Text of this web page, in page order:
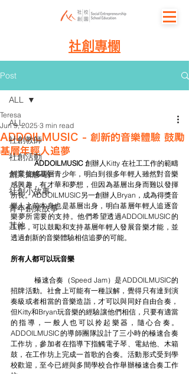
社創專欄
Post
ALL
社創教師
社創活動
創業知多啲
社創小故事
青年創業故事
其他
ALL
ADDOILMUSIC - 創新的音樂體驗 鼓勵
基層年輕人追夢
Teresa
Jun 9, 2025 3 min read
ADDOILMUSIC 創辦人Kitty 在社工工作的範疇
經常接觸基層青少年，明白到很多年輕人雖然對音樂
感興趣，有才華和夢想，但因為基層出身而難以發揮
所長。ADDOILMUSIC另一創辦人Bryan，成為得獎音
樂人之前本身也是基層出身，明白基層年輕人追逐音
樂夢所需要的支持。他們希望透過ADDOILMUSIC的
工作，可以鼓勵和支持基層年輕人發展音樂才能，並
透過創新的音樂體驗相信追夢的可能。
所有人都可以玩音樂
	極速合奏（Speed Jam）是ADDOILMUSIC的
招牌活動。社會上可能有一種誤解，覺得只有達到演
奏級或者相當的音樂造詣，才可以與同好自由合奏，
但Kitty和Bryan玩音樂的經驗讓他們相信，只要有適當
的指導，一般人也可以拎起樂器，隨心合奏。
ADDOILMUSIC的導師團隊設計了三小時的極速合奏
工作坊，參加者在指導下指觸電子琴、電結他、木箱
鼓，在工作坊上完成一首歌的合奏。活動形式受到學
校歡迎，至今已經與多間學校合作舉辦極速合奏工作